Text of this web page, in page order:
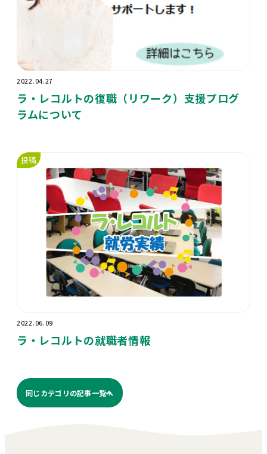
2022.04.27
ラ・レコルトの復職（リワーク）支援プログ
ラムについて
投稿
2022.06.09
ラ・レコルトの就職者情報
同じカテゴリの記事⼀覧へ